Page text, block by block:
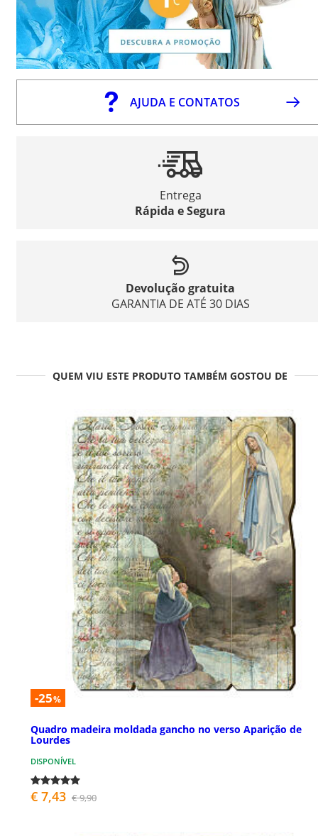
AJUDA E CONTATOS
Entrega
Rápida e Segura
Devolução gratuita
GARANTIA DE ATÉ 30 DIAS
QUEM VIU ESTE PRODUTO TAMBÉM GOSTOU DE
-25%
Quadro madeira moldada gancho no verso Aparição de
Lourdes
DISPONÍVEL
€ 7,43 € 9,90